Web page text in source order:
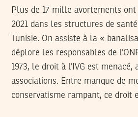
Plus de 17 mille avortements
2021 dans les structures de
Tunisie. On assiste à la «
déplore les responsables de
1973, le droit à l’IVG est
associations. Entre manque de
conservatisme rampant, ce droit